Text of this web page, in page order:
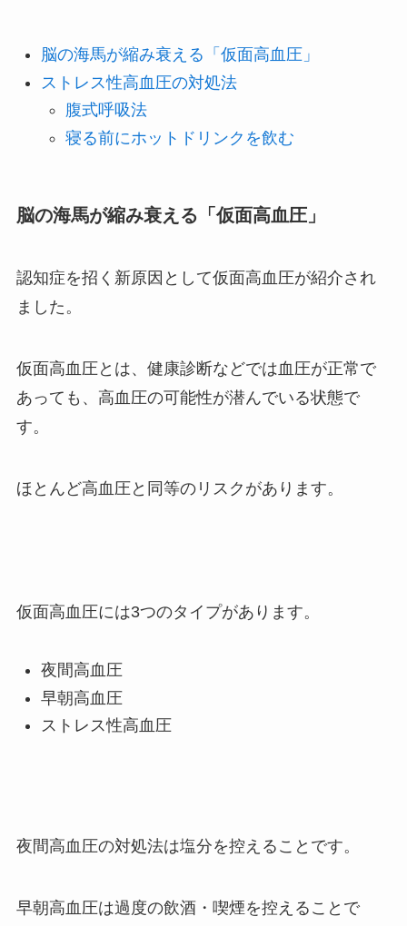
脳の海馬が縮み衰える「仮面高血圧」
ストレス性高血圧の対処法
腹式呼吸法
寝る前にホットドリンクを飲む
脳の海馬が縮み衰える「仮面高血圧」
認知症を招く新原因として仮面高血圧が紹介され
ました。
仮面高血圧とは、健康診断などでは血圧が正常で
あっても、高血圧の可能性が潜んでいる状態で
す。
ほとんど高血圧と同等のリスクがあります。
仮面高血圧には3つのタイプがあります。
夜間高血圧
早朝高血圧
ストレス性高血圧
夜間高血圧の対処法は塩分を控えることです。
早朝高血圧は過度の飲酒・喫煙を控えることで